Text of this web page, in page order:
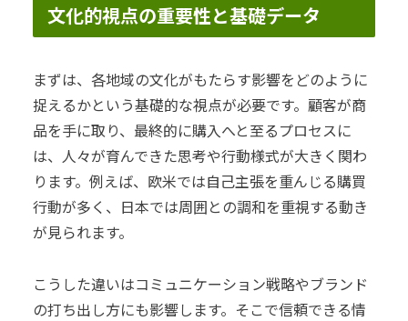
文化的視点の重要性と基礎データ
まずは、各地域の文化がもたらす影響をどのように
捉えるかという基礎的な視点が必要です。顧客が商
品を手に取り、最終的に購入へと至るプロセスに
は、人々が育んできた思考や行動様式が大きく関わ
ります。例えば、欧米では自己主張を重んじる購買
行動が多く、日本では周囲との調和を重視する動き
が見られます。
こうした違いはコミュニケーション戦略やブランド
の打ち出し方にも影響します。そこで信頼できる情